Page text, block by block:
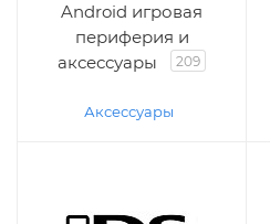
Android игровая
периферия и
аксессуары
209
Аксессуары